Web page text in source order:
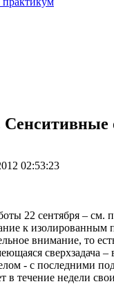
Сенситивные
02:53:23
22 сентября –
к изолированным
внимание, то
сверхзадача
- с последними
в течение недели